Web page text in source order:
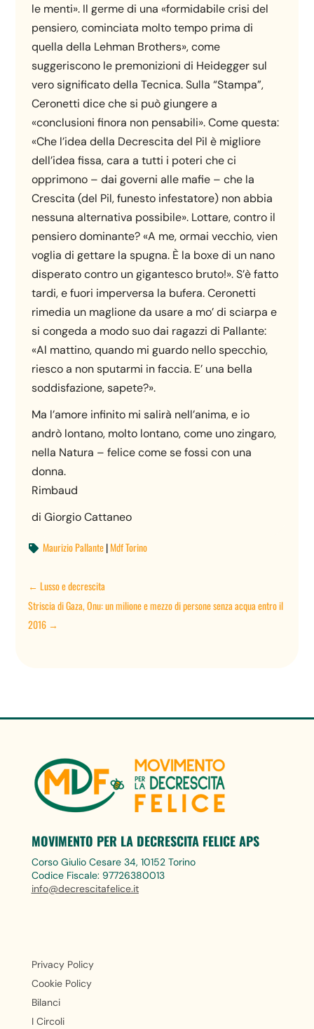
le menti». Il germe di una «formidabile crisi del
pensiero, cominciata molto tempo prima di
quella della Lehman Brothers», come
suggeriscono le premonizioni di Heidegger sul
vero significato della Tecnica. Sulla “Stampa”,
Ceronetti dice che si può giungere a
«conclusioni finora non pensabili». Come questa:
«Che l’idea della Decrescita del Pil è migliore
dell’idea fissa, cara a tutti i poteri che ci
opprimono – dai governi alle mafie – che la
Crescita (del Pil, funesto infestatore) non abbia
nessuna alternativa possibile». Lottare, contro il
pensiero dominante? «A me, ormai vecchio, vien
voglia di gettare la spugna. È la boxe di un nano
disperato contro un gigantesco bruto!». S’è fatto
tardi, e fuori imperversa la bufera. Ceronetti
rimedia un maglione da usare a mo’ di sciarpa e
si congeda a modo suo dai ragazzi di Pallante:
«Al mattino, quando mi guardo nello specchio,
riesco a non sputarmi in faccia. E’ una bella
soddisfazione, sapete?».
Ma l’amore infinito mi salirà nell’anima, e io
andrò lontano, molto lontano, come uno zingaro,
nella Natura – felice come se fossi con una
donna.
Rimbaud
di Giorgio Cattaneo
 Maurizio Pallante|Mdf Torino
←Lusso e decrescita
Striscia di Gaza, Onu: un milione e mezzo di persone senza acqua entro il
2016 →
MOVIMENTO PER LA DECRESCITA FELICE APS
Corso Giulio Cesare 34, 10152 Torino
Codice Fiscale: 97726380013
info@decrescitafelice.it
Privacy Policy
Cookie Policy
Bilanci
I Circoli